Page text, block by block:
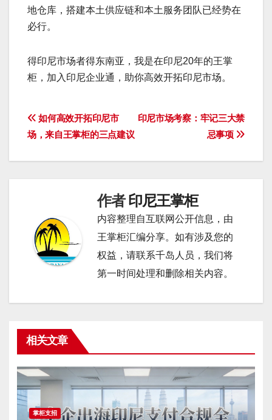
地仓库，搭建本土供应链和本土服务团队已经势在
必行。
得印尼市场者得东南亚，我是在印尼20年的王掌
柜，加入印尼企业通，助你高效开拓印尼市场。
文
章
印尼市场考察：牢记三大禁
忌事项
如何高效开拓印尼市
场，来自王掌柜的三点建议
作者印尼王掌柜
内容整理自互联网公开信息，由
王掌柜汇编分享。如有涉及您的
权益，请联系千岛人员，我们将
第一时间处理和删除相关内容。
相关文章
掌柜支招